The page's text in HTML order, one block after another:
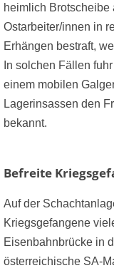
heimlich Brotscheibe
Ostarbeiter/innen in
Erhängen bestraft,
In solchen Fällen
einem mobilen
Lagerinsassen den
bekannt.
Befreite
Auf der
Kriegsgefangene
Eisenbahnbrücke in
österreichische SA-